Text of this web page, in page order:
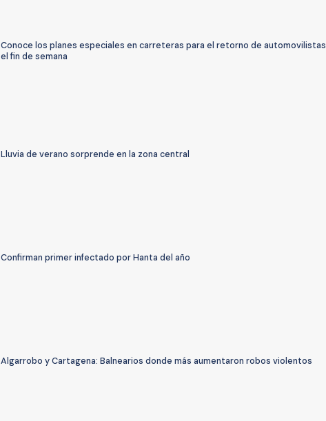
Conoce los planes especiales en carreteras para el retorno de automovilistas
el fin de semana
Lluvia de verano sorprende en la zona central
Confirman primer infectado por Hanta del año
Algarrobo y Cartagena: Balnearios donde más aumentaron robos violentos